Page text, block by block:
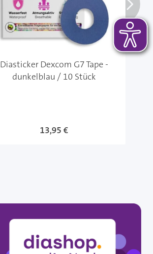
Diasticker Dexcom G7 Tape -
dunkelblau / 10 Stück
13,95 €